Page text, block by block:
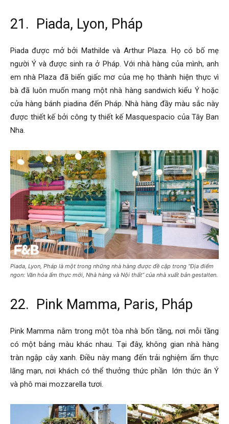
21. Piada, Lyon, Pháp
Piada được mở bởi Mathilde và Arthur Plaza. Họ có bố mẹ
người Ý và được sinh ra ở Pháp. Với nhà hàng của mình, anh
em nhà Plaza đã biến giấc mơ của mẹ họ thành hiện thực vì
bà đã luôn muốn mang một nhà hàng sandwich kiểu Ý hoặc
cửa hàng bánh piadina đến Pháp. Nhà hàng đầy màu sắc này
được thiết kế bởi công ty thiết kế Masquespacio của Tây Ban
Nha.
Piada, Lyon, Pháp là một trong những nhà hàng được đề cập trong “Địa điểm
ngon: Văn hóa ẩm thực mới, Nhà hàng và Nội thất” của nhà xuất bản gestalten.
22. Pink Mamma, Paris, Pháp
Pink Mamma nằm trong một tòa nhà bốn tầng, nơi mỗi tầng
có một bảng màu khác nhau. Tại đây, không gian nhà hàng
tràn ngập cây xanh. Điều này mang đến trải nghiệm ẩm thực
lãng mạn, nơi khách có thể thưởng thức phần lớn thức ăn Ý
và phô mai mozzarella tươi.